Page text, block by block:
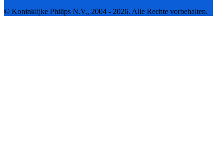
© Koninklijke Philips N.V., 2004 - 2026. Alle Rechte vorbehalten.